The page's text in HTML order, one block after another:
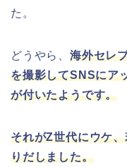
た。
どうやら、 海外セレ
を撮影してSNSにア
が付いたようです。
それがZ世代にウケ
りだしました。